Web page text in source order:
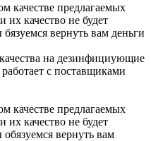
качестве предлагаемых
качество не будет
вернуть вам деньги
на дезинфициующие
с поставщиками
качестве предлагаемых
качество не будет
обязуемся вернуть вам